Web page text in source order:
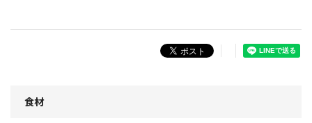
食材